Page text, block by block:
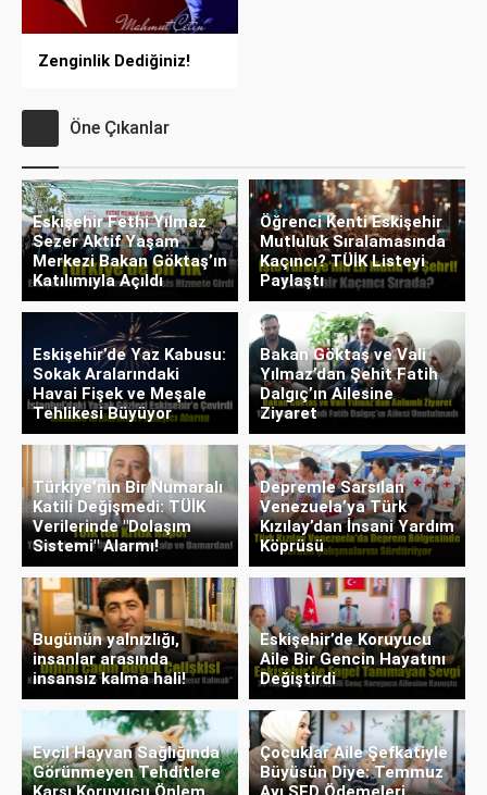
Zenginlik Dediğiniz!
Öne Çıkanlar
Eskişehir Fethi Yılmaz
Sezer Aktif Yaşam
Merkezi Bakan Göktaş’ın
Katılımıyla Açıldı
Öğrenci Kenti Eskişehir
Mutluluk Sıralamasında
Kaçıncı? TÜİK Listeyi
Paylaştı
Eskişehir’de Yaz Kabusu:
Sokak Aralarındaki
Havai Fişek ve Meşale
Tehlikesi Büyüyor
Bakan Göktaş ve Vali
Yılmaz’dan Şehit Fatih
Dalgıç’ın Ailesine
Ziyaret
Türkiye’nin Bir Numaralı
Katili Değişmedi: TÜİK
Verilerinde "Dolaşım
Sistemi" Alarmı!
Depremle Sarsılan
Venezuela’ya Türk
Kızılay’dan İnsani Yardım
Köprüsü
Bugünün yalnızlığı,
insanlar arasında
insansız kalma hali!
Eskişehir’de Koruyucu
Aile Bir Gencin Hayatını
Değiştirdi
Evcil Hayvan Sağlığında
Görünmeyen Tehditlere
Çocuklar Aile Şefkatiyle
Büyüsün Diye: Temmuz